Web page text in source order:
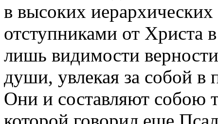
в высоких
отступниками от Христа
лишь видимости
души, увлекая за собой в
Они и составляют собою